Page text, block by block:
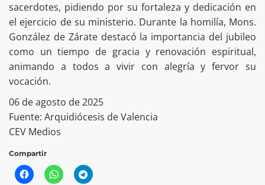
sacerdotes, pidiendo por su fortaleza y dedicación en
el ejercicio de su ministerio. Durante la homilía, Mons.
González de Zárate destacó la importancia del jubileo
como un tiempo de gracia y renovación espiritual,
animando a todos a vivir con alegría y fervor su
vocación.
06 de agosto de 2025
Fuente: Arquidiócesis de Valencia
CEV Medios
Compartir